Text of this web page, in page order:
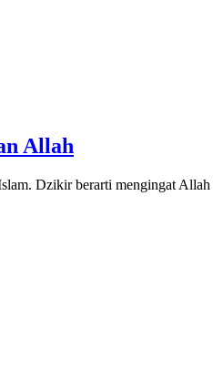
Allah
Dzikir berarti mengingat